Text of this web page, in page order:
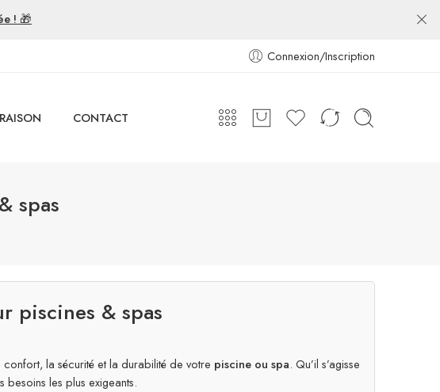
! 🎁
Connexion/Inscription
CONTACT
spas
piscines & spas
la sécurité et la durabilité de votre piscine ou spa. Qu’il s’agisse
les plus exigeants.